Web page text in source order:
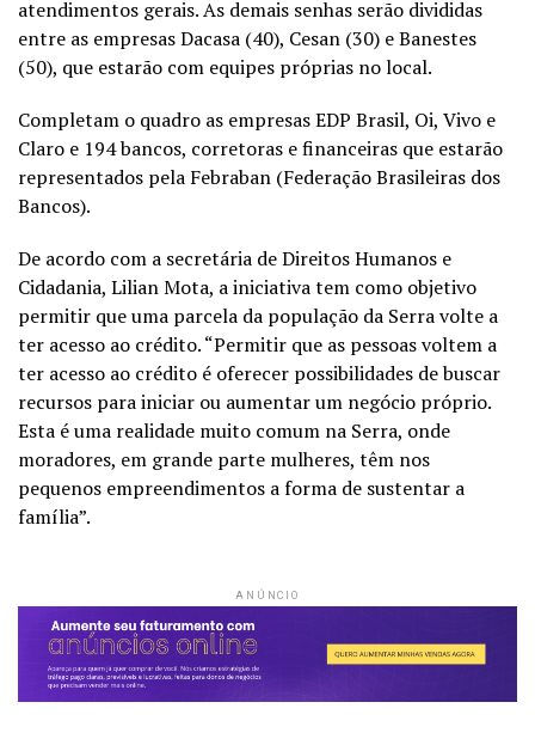
atendimentos gerais. As demais senhas serão divididas
entre as empresas Dacasa (40), Cesan (30) e Banestes
(50), que estarão com equipes próprias no local.
Completam o quadro as empresas EDP Brasil, Oi, Vivo e
Claro e 194 bancos, corretoras e financeiras que estarão
representados pela Febraban (Federação Brasileiras dos
Bancos).
De acordo com a secretária de Direitos Humanos e
Cidadania, Lilian Mota, a iniciativa tem como objetivo
permitir que uma parcela da população da Serra volte a
ter acesso ao crédito. “Permitir que as pessoas voltem a
ter acesso ao crédito é oferecer possibilidades de buscar
recursos para iniciar ou aumentar um negócio próprio.
Esta é uma realidade muito comum na Serra, onde
moradores, em grande parte mulheres, têm nos
pequenos empreendimentos a forma de sustentar a
família”.
ANÚNCIO